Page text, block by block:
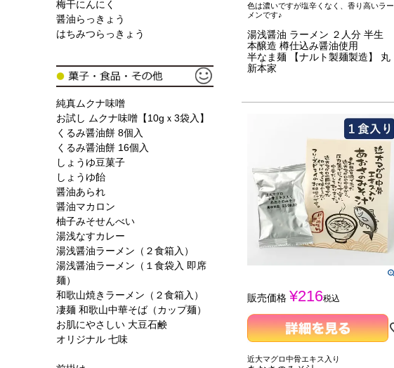
梅干にんにく
醤油らっきょう
はちみつらっきょう
純真ムクナ味噌
お試し ムクナ味噌【10gｘ3袋入】
くるみ醤油餅 8個入
くるみ醤油餅 16個入
しょうゆ豆菓子
しょうゆ飴
醤油あられ
醤油マカロン
柚子みそせんべい
湯浅なすカレー
湯浅醤油ラーメン（２食箱入）
湯浅醤油ラーメン（１食袋入 即席
麺）
和歌山焼きラーメン（２食箱入）
凄麺 和歌山中華そば（カップ麺）
お肌にやさしい 大豆石鹸
オリジナル 七味
色は濃いですが塩辛くなく、香り高いラー
メンです♪
湯浅醤油 ラーメン ２人分 半生
本醸造 樽仕込み醤油使用
半なま麺 【ナルト製麺製造】 丸
新本家
販売価格 ¥216税込
近大マグロ中骨エキス入り